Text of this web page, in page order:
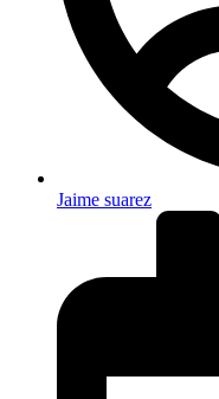
Jaime suarez